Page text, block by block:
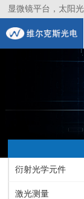
显微镜平台，太阳
谱仪，生物激光器
衍射光学元件
激光测量